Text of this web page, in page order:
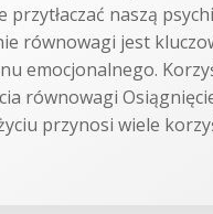
przytłaczać naszą
równowagi jest
emocjonalnego.
równowagi
przynosi wiele